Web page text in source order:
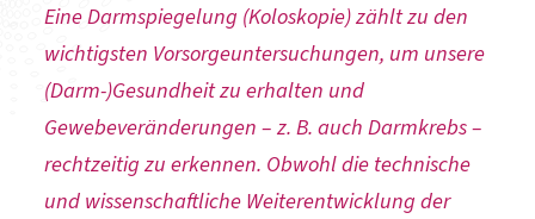
Eine Darmspiegelung (Koloskopie) zählt zu den
wichtigsten Vorsorgeuntersuchungen, um unsere
(Darm-)Gesundheit zu erhalten und
Gewebeveränderungen – z. B. auch Darmkrebs –
rechtzeitig zu erkennen. Obwohl die technische
und wissenschaftliche Weiterentwicklung der